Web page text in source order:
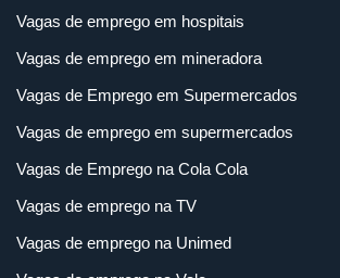
Vagas de emprego em hospitais
Vagas de emprego em mineradora
Vagas de Emprego em Supermercados
Vagas de emprego em supermercados
Vagas de Emprego na Cola Cola
Vagas de emprego na TV
Vagas de emprego na Unimed